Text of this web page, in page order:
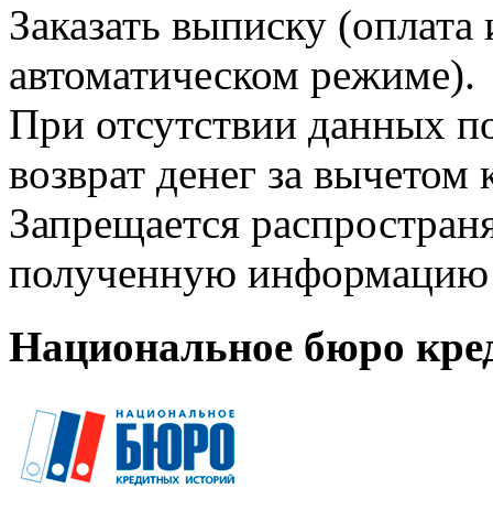
Заказать выписку
автоматическом режиме).
При отсутствии данных
возврат денег за
Запрещается
полученную информацию
Национальное бюро